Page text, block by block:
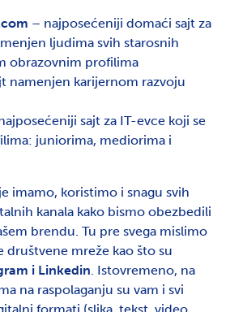
– najposećeniji domaći sajt za
ljudima svih starosnih
obrazovnim profilima
namenjen karijernom razvoju
sajt za IT-evce koji se
juniorima, mediorima i
imamo, koristimo i snagu svih
kanala kako bismo obezbedili
brendu. Tu pre svega mislimo
društvene mreže kao što su
i Linkedin. Istovremeno, na
na raspolaganju su vam i svi